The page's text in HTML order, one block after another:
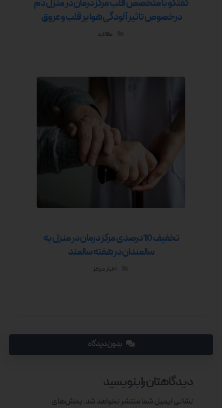
گفتگو با متخصص قلب مرکز درمان در منزل دَم
درخصوص تاثیر آلودگی هوا بر قلب و عروق
مقالات
تخفیف 10درصدی مرکز درمان در منزل به
سالمندان در هفته سالمند
اخبار مرکز
بدون دیدگاه
دیدگاهتان را بنویسید
نشانی ایمیل شما منتشر نخواهد شد.بخش‌های